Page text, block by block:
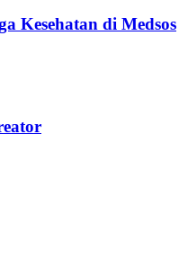
Kesehatan di Medsos